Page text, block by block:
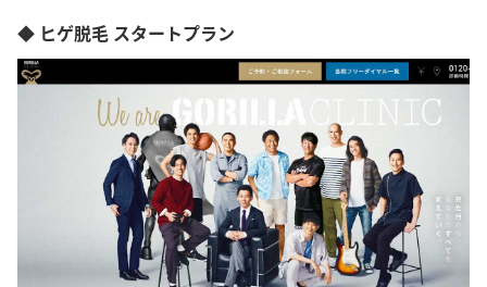
◆ ヒゲ脱毛 スタートプラン